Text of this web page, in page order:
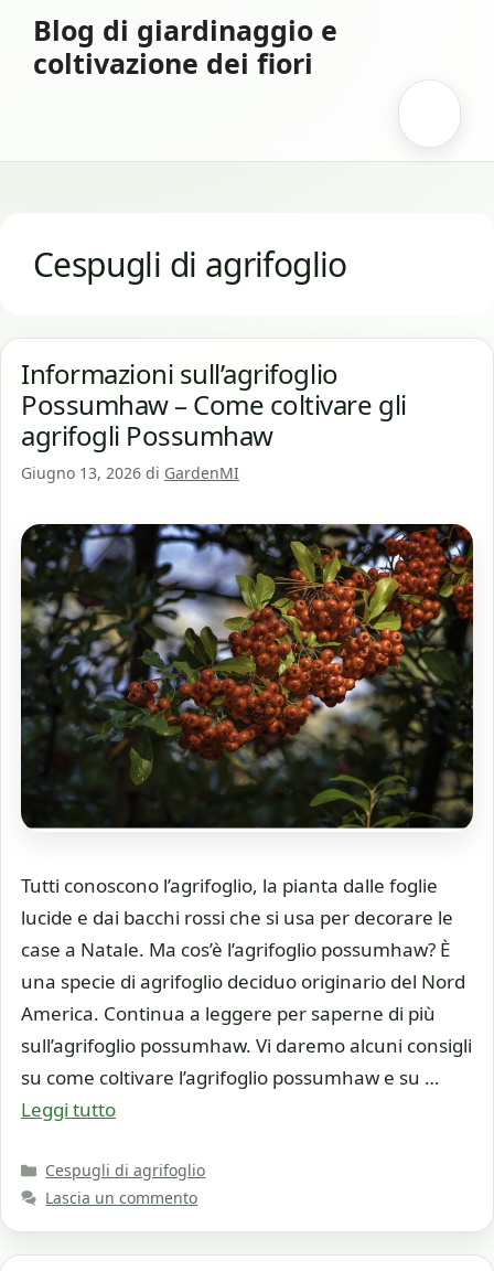
contenuto
Blog di giardinaggio e
coltivazione dei fiori
Cespugli di agrifoglio
Informazioni sull’agrifoglio
Possumhaw – Come coltivare gli
agrifogli Possumhaw
Giugno 13, 2026 di GardenMI
Tutti conoscono l’agrifoglio, la pianta dalle foglie
lucide e dai bacchi rossi che si usa per decorare le
case a Natale. Ma cos’è l’agrifoglio possumhaw? È
una specie di agrifoglio deciduo originario del Nord
America. Continua a leggere per saperne di più
sull’agrifoglio possumhaw. Vi daremo alcuni consigli
su come coltivare l’agrifoglio possumhaw e su …
Leggi tutto
Categorie
Cespugli di agrifoglio
Lascia un commento